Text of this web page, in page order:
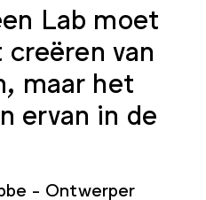
Lab moet
van
maar het
ervan in de
Ontwerper